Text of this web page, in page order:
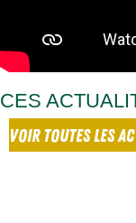
CES
VOIR TOUTES LES